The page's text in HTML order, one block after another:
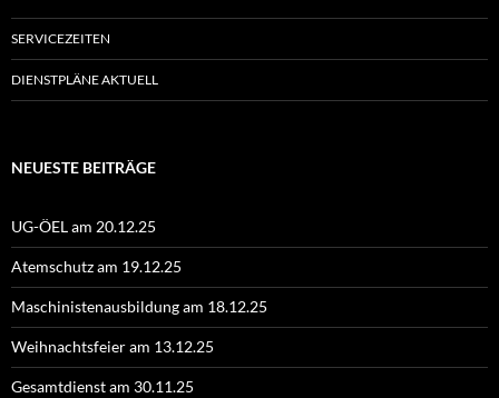
SERVICEZEITEN
DIENSTPLÄNE AKTUELL
NEUESTE BEITRÄGE
UG-ÖEL am 20.12.25
Atemschutz am 19.12.25
Maschinistenausbildung am 18.12.25
Weihnachtsfeier am 13.12.25
Gesamtdienst am 30.11.25